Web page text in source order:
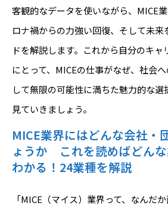
客観的なデータを使いながら、MICE
ロナ禍からの力強い回復、そして未
ドを解説します。これから自分のキ
にとって、MICEの仕事がなぜ、社会
して無限の可能性に満ちた魅力的な
見ていきましょう。
MICE業界にはどんな会社・
ょうか これを読めばどん
わかる！24業種を解説
「MICE（マイス）業界って、なんだ